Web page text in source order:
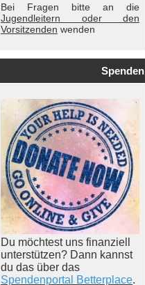
Bei Fragen bitte an die
Jugendleitern oder den
Vorsitzenden wenden
Spenden
Du möchtest uns finanziell
unterstützen? Dann kannst
du das über das
Spendenportal Betterplace.